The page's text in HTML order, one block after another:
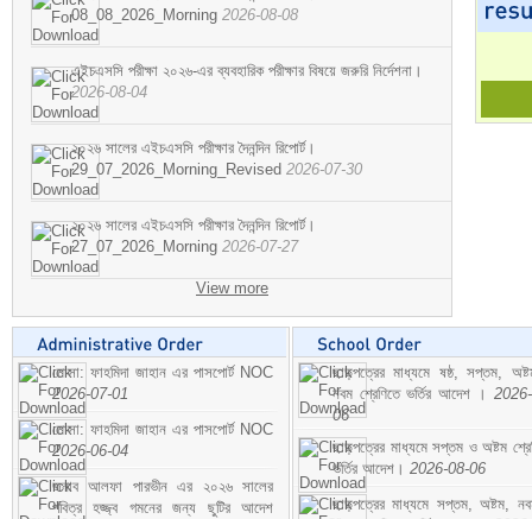
08_08_2026_Morning 2026-08-08
এইচএসসি পরীক্ষা ২০২৬-এর ব্যবহারিক পরীক্ষার বিষয়ে জরুরি নির্দেশনা।
2026-08-04
২০২৬ সালের এইচএসসি পরীক্ষার দৈনন্দিন রিপোর্ট।
29_07_2026_Morning_Revised 2026-07-30
২০২৬ সালের এইচএসসি পরীক্ষার দৈনন্দিন রিপোর্ট।
27_07_2026_Morning 2026-07-27
View more
মোসা: ফাহমিদা জাহান এর পাসপোর্ট NOC
2026-07-01
মোসা: ফাহমিদা জাহান এর পাসপোর্ট NOC
2026-06-04
জনাব আলফা পারভীন এর ২০২৬ সালের
পবিত্র হজ্জ্ব গমনের জন্য ছুটির আদেশ
ছাড়পত্রের মাধ্যমে ষষ্ঠ, সপ্তম,
নবম শ্রেণিতে ভর্তির আদেশ ।
06
ছাড়পত্রের মাধ্যমে সপ্তম ও অষ্টম
ভর্তির আদেশ। 2026-08-06
ছাড়পত্রের মাধ্যমে সপ্তম, অষ্টম,